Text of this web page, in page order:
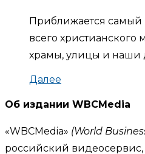
Приближается самый
всего
храмы, улицы и наши
Далее
Об издании WBCMedia
«WBCMedia» (World
российский